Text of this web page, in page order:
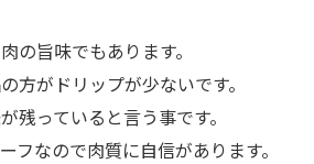
の旨味でもあります。
方がドリップが少ないです。
残っていると言う事です。
フなので肉質に自信があります。